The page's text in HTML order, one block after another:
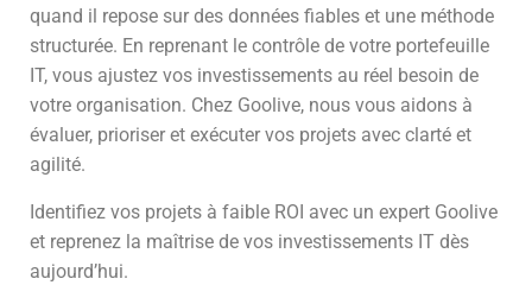
quand il repose sur des données fiables et une méthode
structurée. En reprenant le contrôle de votre portefeuille
IT, vous ajustez vos investissements au réel besoin de
votre organisation. Chez Goolive, nous vous aidons à
évaluer, prioriser et exécuter vos projets avec clarté et
agilité.
Identifiez vos projets à faible ROI avec un expert Goolive
et reprenez la maîtrise de vos investissements IT dès
aujourd’hui.